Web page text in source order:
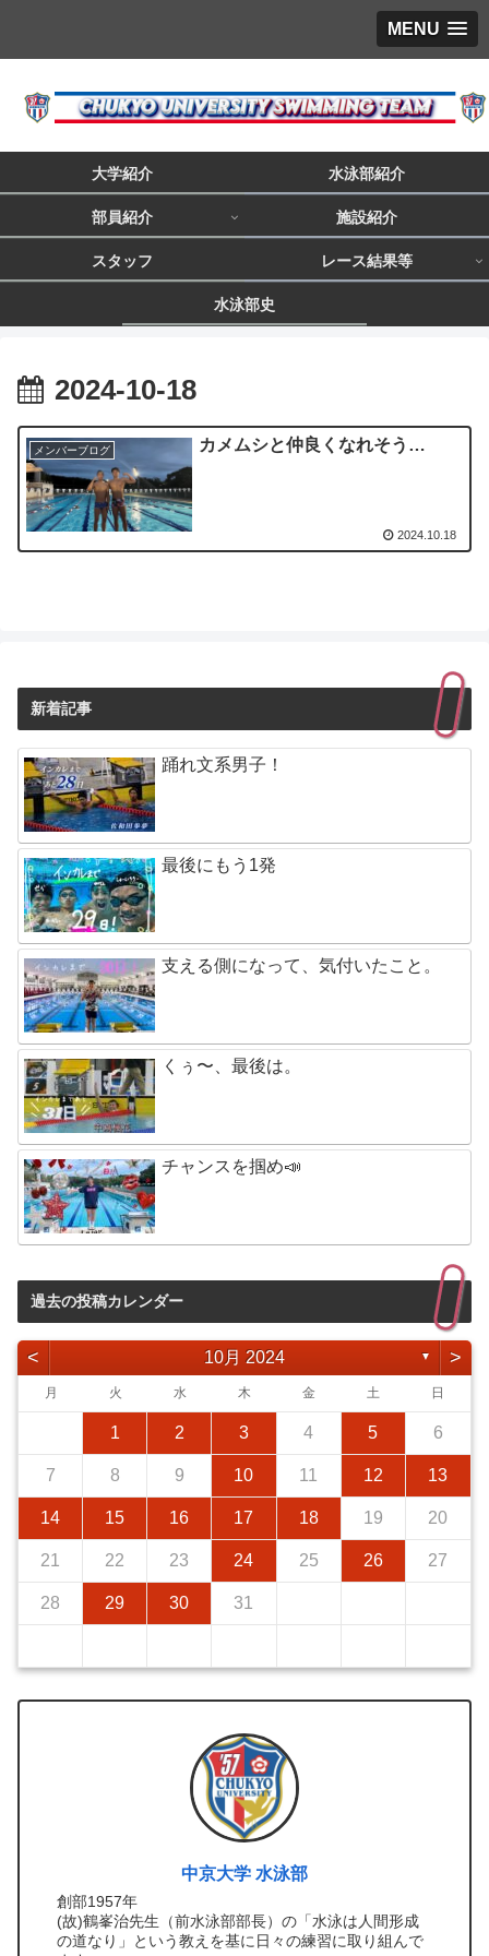
MENU
大学紹介 水泳部紹介
部員紹介 施設紹介
スタッフ レース結果等
水泳部史
2024-10-18
メンバーブログ カメムシと仲良くなれそう…
2024.10.18
新着記事
踊れ文系男子！
最後にもう1発
支える側になって、気付いたこと。
くぅ〜、最後は。
チャンスを掴め📣
過去の投稿カレンダー
< 10月 2024 ▼ >
月 火 水 木 金 土 日
1 2 3 4 5 6
7 8 9 10 11 12 13
14 15 16 17 18 19 20
21 22 23 24 25 26 27
28 29 30 31
中京大学 水泳部
創部1957年
(故)鶴峯治先生（前水泳部部長）の「水泳は人間形成
の道なり」という教えを基に日々の練習に取り組んで